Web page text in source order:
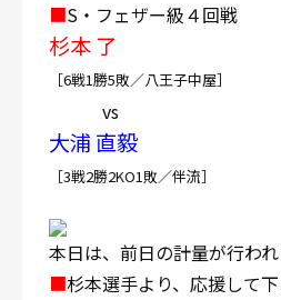
■S・フェザー級４回戦
杉本 了
［6戦1勝5敗／八王子中屋］
vs
大浦 直毅
［3戦2勝2KO1敗／伴流］
本日は、前日の計量が行われ
■杉本選手より、応援して